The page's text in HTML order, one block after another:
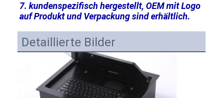
7. kundenspezifisch hergestellt, OEM mit Logo
auf Produkt und Verpackung sind erhältlich.
Detaillierte Bilder